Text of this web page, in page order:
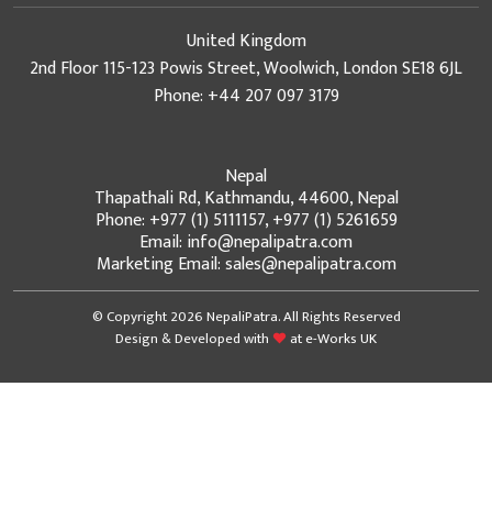
United Kingdom
2nd Floor 115-123 Powis Street, Woolwich, London SE18 6JL
Phone: +44 207 097 3179
Nepal
Thapathali Rd, Kathmandu, 44600, Nepal
Phone: +977 (1) 5111157, +977 (1) 5261659
Email: info@nepalipatra.com
Marketing Email: sales@nepalipatra.com
© Copyright 2026 NepaliPatra. All Rights Reserved
Design & Developed with
ate-Works UK